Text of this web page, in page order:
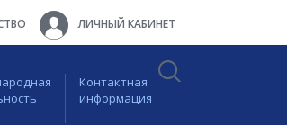
ЛИЧНЫЙ КАБИНЕТ
Контактная
информация